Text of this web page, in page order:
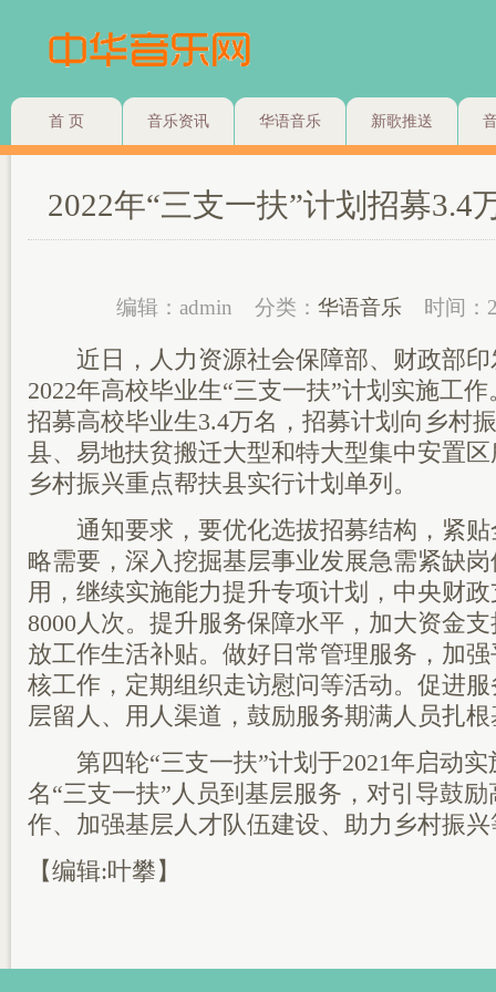
首 页 音乐资讯 华语音乐 新歌推送
2022年“三支一扶”计划招募3.4
编辑：admin 分类： 华语音乐 时间：
近日，人力资源社会保障部、财政部印
2022年高校毕业生“三支一扶”计划实施工
招募高校毕业生3.4万名，招募计划向乡村
县、易地扶贫搬迁大型和特大型集中安置
乡村振兴重点帮扶县实行计划单列。
通知要求，要优化选拔招募结构，紧贴
略需要，深入挖掘基层事业发展急需紧缺
用，继续实施能力提升专项计划，中央财
8000人次。提升服务保障水平，加大资金
放工作生活补贴。做好日常管理服务，加
核工作，定期组织走访慰问等活动。促进
层留人、用人渠道，鼓励服务期满人员扎
第四轮“三支一扶”计划于2021年启动实
名“三支一扶”人员到基层服务，对引导鼓
作、加强基层人才队伍建设、助力乡村振
【编辑:叶攀】